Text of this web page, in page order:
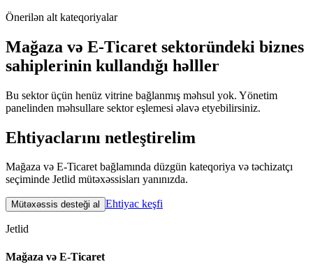
Önerilən alt kateqoriyalar
Mağaza və E-Ticaret sektoründeki biznes
sahiplerinin kullandığı həlller
Bu sektor üçün henüz vitrine bağlanmış məhsul yok. Yönetim
panelinden məhsullare sektor eşlemesi əlavə etyebilirsiniz.
Ehtiyaclarını netleştirelim
Mağaza və E-Ticaret bağlamında düzgün kateqoriya və təchizatçı
seçiminde Jetlid mütəxəssisları yanınızda.
Mütəxəssis desteği al Ehtiyac keşfi
Jetlid
Mağaza və E-Ticaret